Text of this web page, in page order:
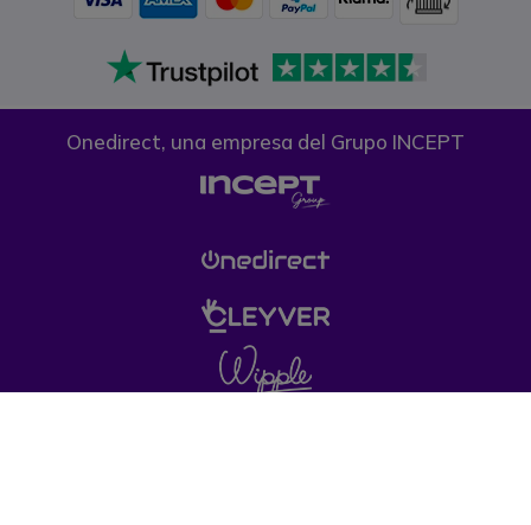
Onedirect, una empresa del Grupo INCEPT